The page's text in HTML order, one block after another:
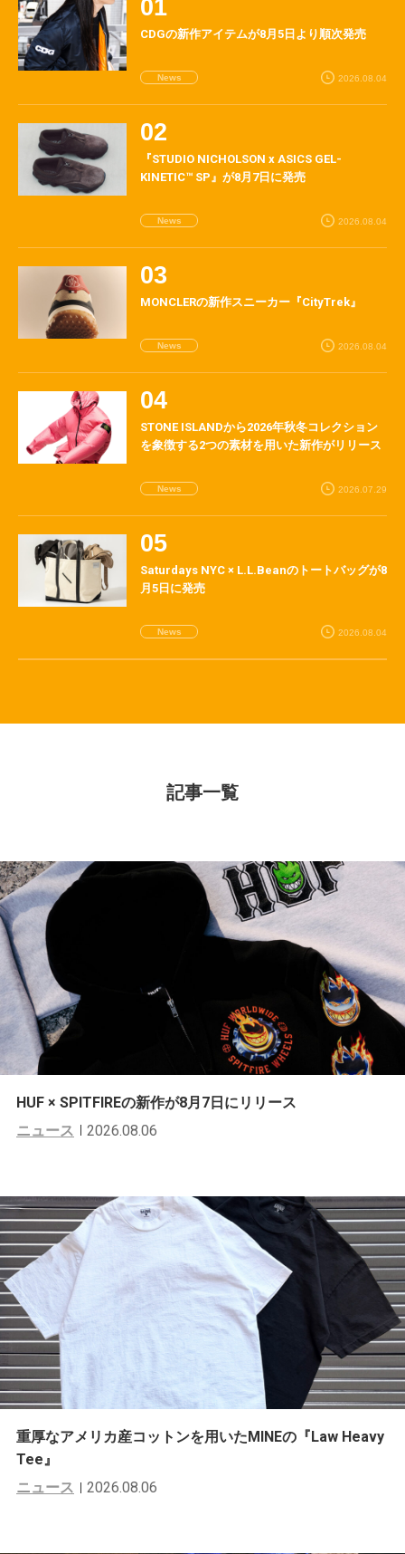
CDGの新作アイテムが8月5日より順次発売
News 2026.08.04
『STUDIO NICHOLSON x ASICS GEL-
KINETIC™ SP』が8月7日に発売
News 2026.08.04
MONCLERの新作スニーカー『CityTrek』
News 2026.08.04
STONE ISLANDから2026年秋冬コレクション
を象徴する2つの素材を用いた新作がリリース
News 2026.07.29
Saturdays NYC × L.L.Beanのトートバッグが8
月5日に発売
News 2026.08.04
記事一覧
HUF × SPITFIREの新作が8月7日にリリース
ニュース
2026.08.06
重厚なアメリカ産コットンを用いたMINEの『Law Heavy
Tee』
ニュース
2026.08.06